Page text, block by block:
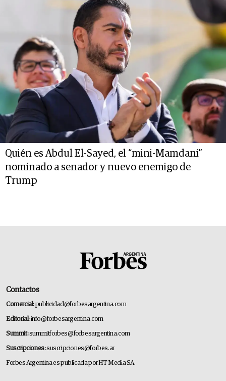
Quién es Abdul El-Sayed, el “mini-Mamdani”
nominado a senador y nuevo enemigo de
Trump
Contactos
Comercial:publicidad@forbesargentina.com
Editorial:info@forbesargentina.com
Summit:summitforbes@forbesargentina.com
Suscripciones:suscripciones@forbes.ar
Forbes Argentina es publicada por HT Media SA.